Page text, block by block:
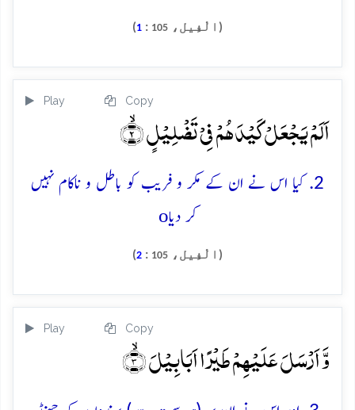
(الْفِيل، 105
:
1
)
Play Copy
اَلَمۡ یَجۡعَلۡ کَیۡدَہُمۡ فِیۡ تَضۡلِیۡلٍ ۙ﴿۲﴾
2. کیا اس نے ان کے مکر و فریب کو باطل و ناکام نہیں
کر دیاo
(الْفِيل، 105
:
2
)
Play Copy
وَّ اَرۡسَلَ عَلَیۡہِمۡ طَیۡرًا اَبَابِیۡلَ ۙ﴿۳﴾